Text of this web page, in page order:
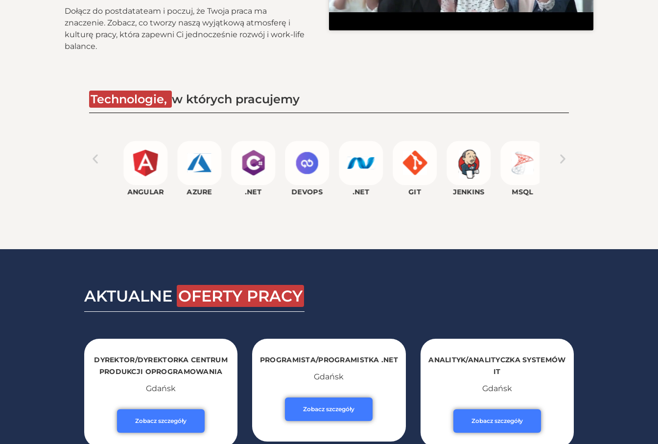
Dołącz do postdatateam i poczuj, że Twoja praca ma
znaczenie. Zobacz, co tworzy naszą wyjątkową atmosferę i
kulturę pracy, która zapewni Ci jednocześnie rozwój i work-life
balance.
Technologie, w których pracujemy
ANGULAR AZURE .NET DEVOPS .NET GIT JENKINS MSQL
AKTUALNE OFERTY PRACY
DYREKTOR/DYREKTORKA CENTRUM
PRODUKCJI OPROGRAMOWANIA
Gdańsk
Zobacz szczegóły
PROGRAMISTA/PROGRAMISTKA .NET
Gdańsk
Zobacz szczegóły
ANALITYK/ANALITYCZKA SYSTEMÓW
IT
Gdańsk
Zobacz szczegóły